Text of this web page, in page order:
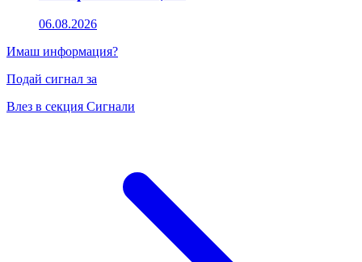
06.08.2026
Имаш информация?
Подай сигнал за
Влез в секция Сигнали